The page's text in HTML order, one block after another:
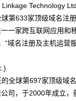
Technology
633家顶级域名注册
一家跨互联网应用和
“域名注册及主机运营
球第697家顶级域
司，于2000年成立，